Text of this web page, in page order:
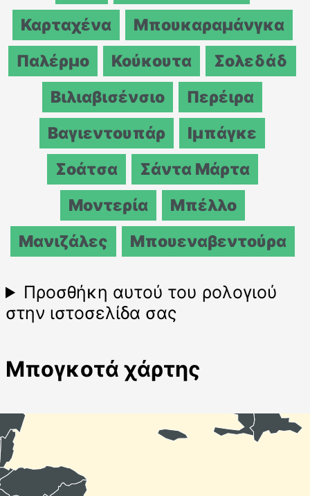
Καρταχένα
Μπουκαραμάνγκα
Παλέρμο
Κούκουτα
Σολεδάδ
Βιλιαβισένσιο
Περέιρα
Βαγιεντουπάρ
Ιμπάγκε
Σοάτσα
Σάντα Μάρτα
Μοντερία
Μπέλλο
Μανιζάλες
Μπουεναβεντούρα
Προσθήκη αυτού του ρολογιού
στην ιστοσελίδα σας
Μπογκοτά χάρτης